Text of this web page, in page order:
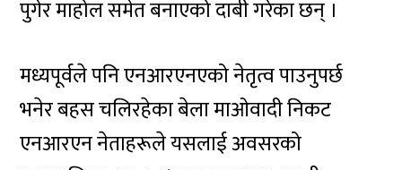
पुगेर माहोल समेत बनाएको दाबी गरेका छन् ।
मध्यपूर्वले पनि एनआरएनएको नेतृत्व पाउनुपर्छ
भनेर बहस चलिरहेका बेला माओवादी निकट
एनआरएन नेताहरूले यसलाई अवसरको